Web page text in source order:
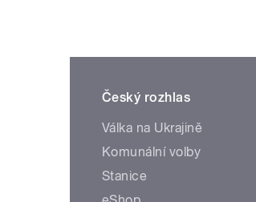
Český rozhlas
Válka na Ukrajině
Komunální volby
Stanice